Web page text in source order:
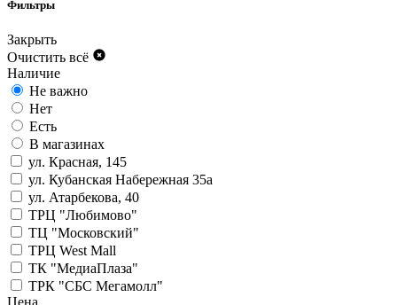
Фильтры
Закрыть
Очистить всё
Наличие
Не важно
Нет
Есть
В магазинах
ул. Красная, 145
ул. Кубанская Набережная 35а
ул. Атарбекова, 40
ТРЦ "Любимово"
ТЦ "Московский"
ТРЦ West Mall
ТК "МедиаПлаза"
ТРК "СБС Мегамолл"
Цена